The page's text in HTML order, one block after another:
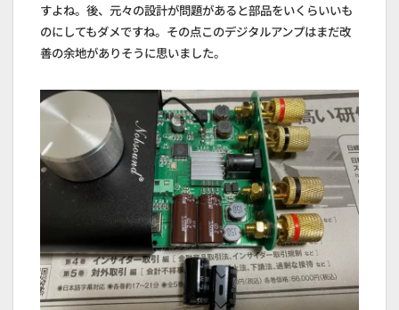
すよね。後、元々の設計が問題があると部品をいくらいいも
のにしてもダメですね。その点このデジタルアンプはまだ改
善の余地がありそうに思いました。